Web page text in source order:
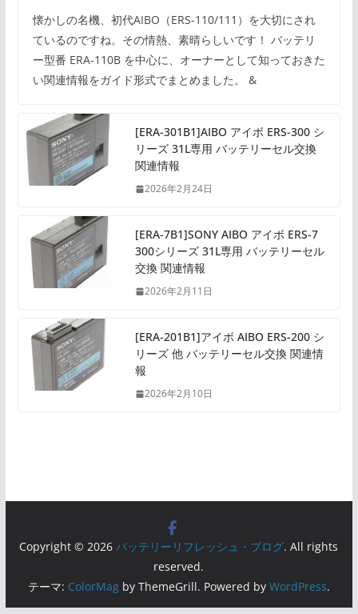
懐かしの名機、初代AIBO（ERS-110/111）を大切にされ
ているのですね。その情熱、素晴らしいです！ バッテリ
ー型番 ERA-110B を中心に、オーナーとして知っておきた
い関連情報をガイド形式でまとめました。 &
[ERA-301B1]AIBO アイボ ERS-300 シ
リーズ 31L専用 バッテリーセル交換
関連情報
2026年2月24日
[ERA-7B1]SONY AIBO アイボ ERS-7
300シリーズ 31L専用 バッテリーセル
交換 関連情報
2026年2月11日
[ERA-201B1]アイボ AIBO ERS-200 シ
リーズ 他 バッテリーセル交換 関連情
報
2026年2月10日
Copyright © 2026バッテリーリフレッシュ・ブログ. All rights
reserved.
テーマ: ColorMagby ThemeGrill. Powered by WordPress.